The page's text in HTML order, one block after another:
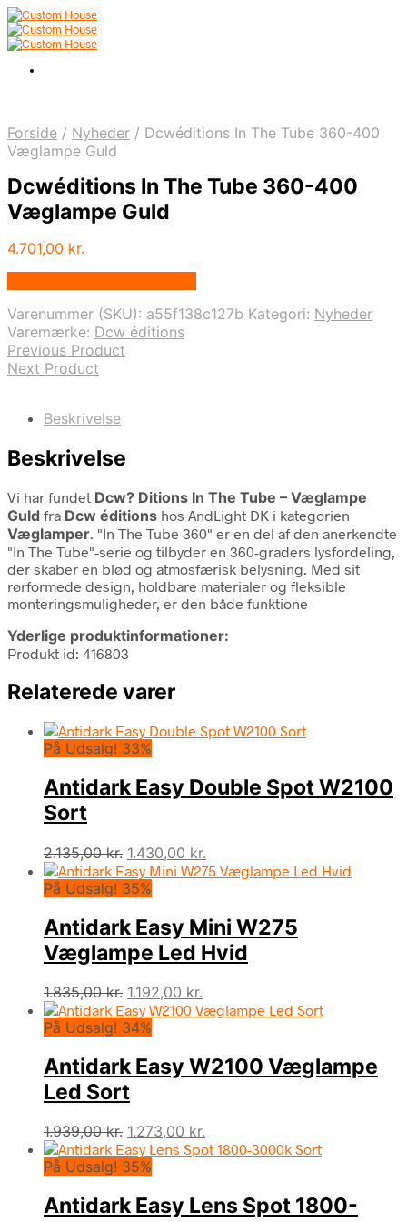
Forside / Nyheder / Dcwéditions In The Tube 360-400
Væglampe Guld
Dcwéditions In The Tube 360-400
Væglampe Guld
4.701,00 kr.
Varenummer (SKU): a55f138c127b Kategori: Nyheder
Varemærke: Dcw éditions
Previous Product
Next Product
Beskrivelse
Beskrivelse
Vi har fundet Dcw? Ditions In The Tube – Væglampe
Guld fra Dcw éditions hos AndLight DK i kategorien
Væglamper. "In The Tube 360" er en del af den anerkendte
"In The Tube"-serie og tilbyder en 360-graders lysfordeling,
der skaber en blød og atmosfærisk belysning. Med sit
rørformede design, holdbare materialer og fleksible
monteringsmuligheder, er den både funktione
Yderlige produktinformationer:
Produkt id: 416803
Relaterede varer
På Udsalg! 33%
Antidark Easy Double Spot W2100
Sort
2.135,00kr. Den
oprindelige
pris
2.135,00 kr..
1.430,00 kr.
aktuelle
1.430,00 kr..
På Udsalg! 35%
Antidark Easy Mini W275
Væglampe Led Hvid
1.835,00kr. Den
oprindelige
pris
1.835,00 kr..
1.192,00 kr.
aktuelle
1.192,00 kr..
På Udsalg! 34%
Antidark Easy W2100 Væglampe
Led Sort
1.939,00kr. Den
oprindelige
pris
1.939,00 kr..
1.273,00 kr.
aktuelle
1.273,00 kr..
På Udsalg! 35%
Antidark Easy Lens Spot 1800-